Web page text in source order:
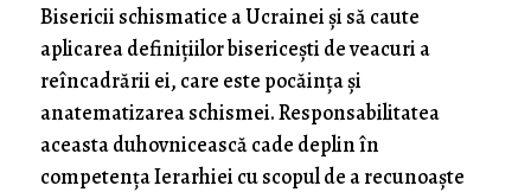
Bisericii schismatice a Ucrainei și să caute
aplicarea definițiilor bisericești de veacuri a
reîncadrării ei, care este pocăința și
anatematizarea schismei. Responsabilitatea
aceasta duhovnicească cade deplin în
competența Ierarhiei cu scopul de a recunoaște